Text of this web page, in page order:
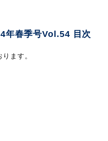
年春季号Vol.54 目次
ます。